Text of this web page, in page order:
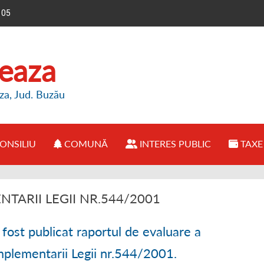
Jud. Buzău
PRIMĂRIE
CONSILIUL LOCAL BREAZA
● REGULAMENT FUNCȚIONARE
HOTĂRÂRI CONSILIU LOCAL
COMUNĂ
● PREZENTARE COMUNĂ
● OPORTUNITĂȚI INVESTIȚII
● ISTORIE COMUNĂ
INTERES PUBLIC
● INFORMAȚII BUGET
● DECLARAȚII DE AVERE
LEGII NR.544/2001
publicat raportul de evaluare a
Legii nr.544/2001.